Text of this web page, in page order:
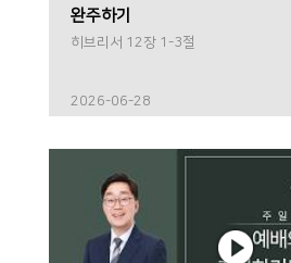
완주하기
히브리서 12장 1-3절
2026-06-28